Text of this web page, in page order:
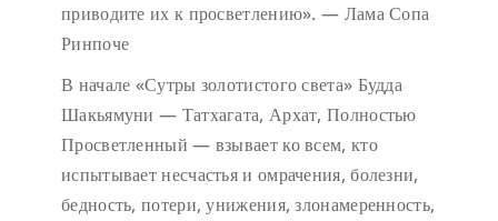
приводите их к просветлению». — Лама Сопа
Ринпоче
В начале «Сутры золотистого света» Будда
Шакьямуни — Татхагата, Архат, Полностью
Просветленный — взывает ко всем, кто
испытывает несчастья и омрачения, болезни,
бедность, потери, унижения, злонамеренность,